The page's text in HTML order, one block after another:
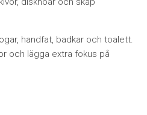
handfat, badkar och toalett.
och lägga extra fokus på